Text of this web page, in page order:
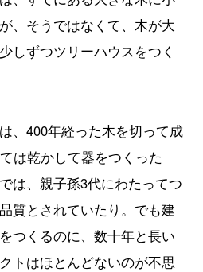
、そうではなくて、木が大
しずつツリーハウスをつく
、400年経った木を切って成
は乾かして器をつくった
は、親子孫3代にわたってつ
質とされていたり。でも建
つくるのに、数十年と長い
トはほとんどないのが不思